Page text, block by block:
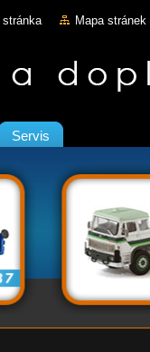
stránka Mapa stránek
Servis